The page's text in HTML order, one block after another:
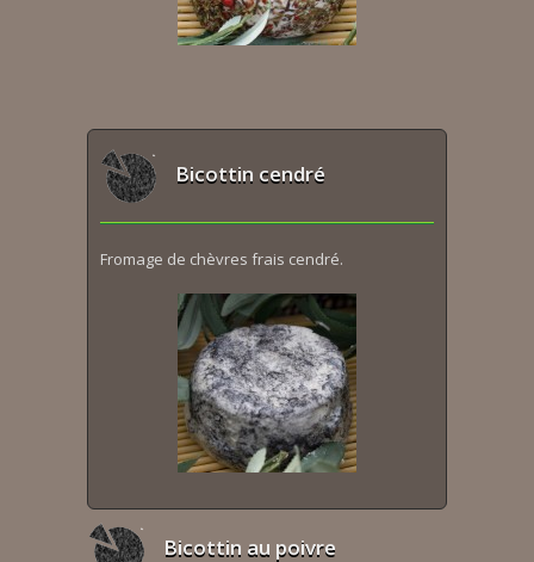
Bicottin cendré
Fromage de chèvres frais cendré.
Bicottin au poivre